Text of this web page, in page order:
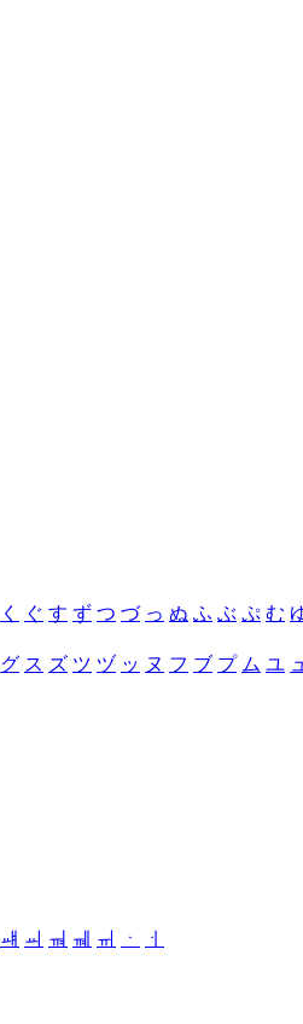
く ぐ す ず つ づ っ ぬ ふ ぶ ぷ む
グ ス ズ ツ ヅ ッ ヌ フ ブ プ ム ユ
ㆈ ㆉ ㆊ ㆋ ㆌ ㆍ
ㆎ